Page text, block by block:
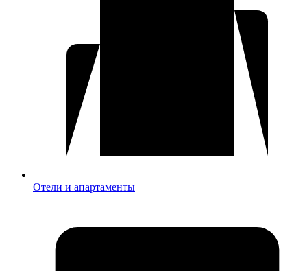
Отели и апартаменты